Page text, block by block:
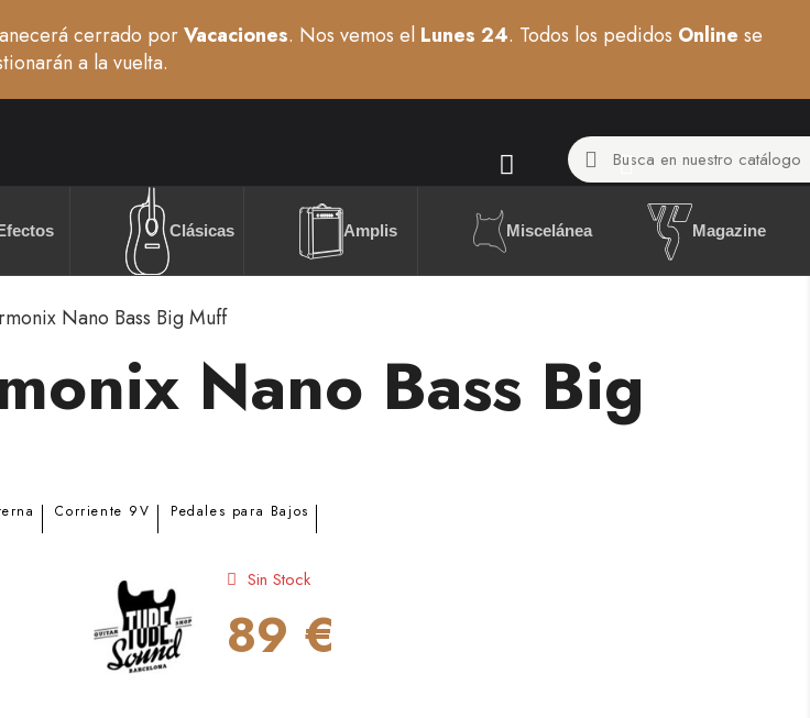
cerrado porVacaciones. Nos vemos el Lunes 24. Todos los pedidos Online se
a la vuelta.
Clásicas Amplis Miscelánea Magazine
Nano Bass Big Muff
Nano Bass Big
Corriente 9V Pedales para Bajos
Sin Stock
89 €